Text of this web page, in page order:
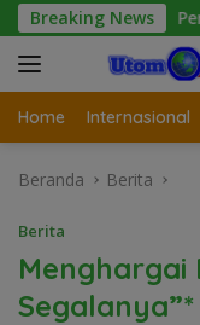
Langsung
ke
konten
Breaking News
Peringatan Hari
Home Internasional
Beranda Berita
Berita
Menghargai